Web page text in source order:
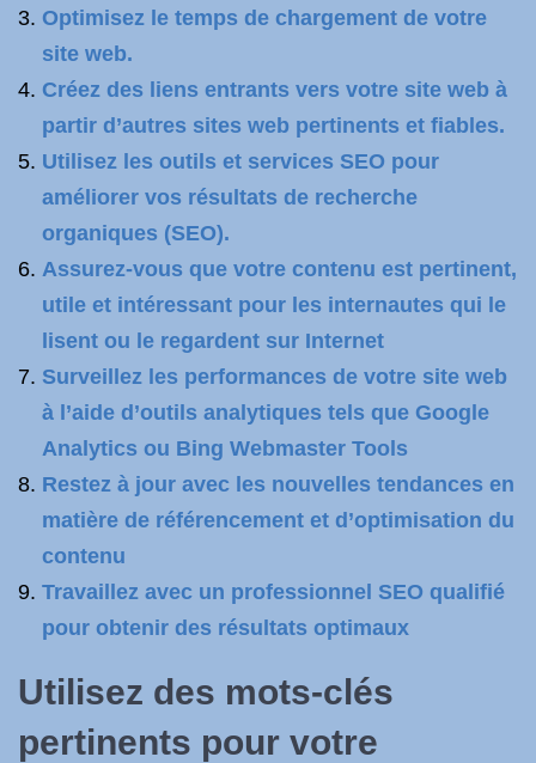
Optimisez le temps de chargement de votre
site web.
Créez des liens entrants vers votre site web à
partir d’autres sites web pertinents et fiables.
Utilisez les outils et services SEO pour
améliorer vos résultats de recherche
organiques (SEO).
Assurez-vous que votre contenu est pertinent,
utile et intéressant pour les internautes qui le
lisent ou le regardent sur Internet
Surveillez les performances de votre site web
à l’aide d’outils analytiques tels que Google
Analytics ou Bing Webmaster Tools
Restez à jour avec les nouvelles tendances en
matière de référencement et d’optimisation du
contenu
Travaillez avec un professionnel SEO qualifié
pour obtenir des résultats optimaux
Utilisez des mots-clés
pertinents pour votre